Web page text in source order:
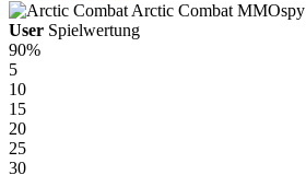
Arctic Combat MMOspy
User Spielwertung
90%
5
10
15
20
25
30